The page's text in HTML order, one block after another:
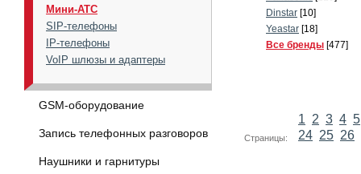
Мини-АТС
SIP-телефоны
IP-телефоны
VoIP шлюзы и адаптеры
GSM-оборудование
Запись телефонных разговоров
Наушники и гарнитуры
Dinstar [10]
Yeastar [18]
Все бренды [477]
Страницы:
1 2 3 4 5
24 25 26